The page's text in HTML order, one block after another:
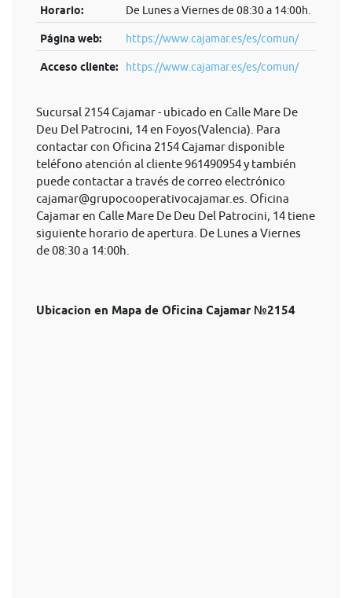
Horario: De Lunes a Viernes de 08:30 a 14:00h.
Página web: https://www.cajamar.es/es/comun/
Acceso cliente: https://www.cajamar.es/es/comun/
Sucursal 2154 Cajamar - ubicado en Calle Mare De
Deu Del Patrocini, 14 en Foyos(Valencia). Para
contactar con Oficina 2154 Cajamar disponible
teléfono atención al cliente 961490954 y también
puede contactar a través de correo electrónico
cajamar@grupocooperativocajamar.es . Oficina
Cajamar en Calle Mare De Deu Del Patrocini, 14 tiene
siguiente horario de apertura. De Lunes a Viernes
de 08:30 a 14:00h.
Ubicacion en Mapa de Oficina Cajamar №2154